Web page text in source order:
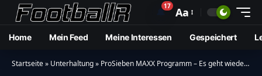
🔔17 Aa
Home Mein Feed Meine Interessen Gespeichert
Startseite» Unterhaltung» ProSieben MAXX Programm – Es geht wieder los